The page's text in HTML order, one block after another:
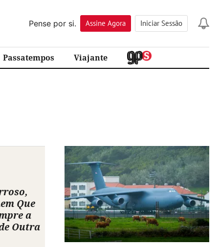
Pense por si. Assine Agora Iniciar Sessão
Passatempos Viajante
Que
a
Outra